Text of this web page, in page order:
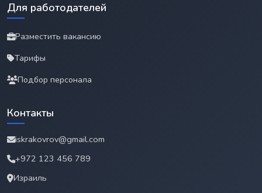
Для работодателей
Разместить вакансию
Тарифы
Подбор персонала
Контакты
iskrakovrov@gmail.com
+972 123 456 789
Израиль